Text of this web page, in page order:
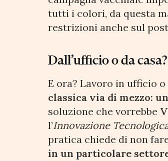
tutti i colori, da questa
restrizioni anche sul
Dall’ufficio o da casa?
E ora? Lavoro in ufficio o
classica via di mezzo:
soluzione che vorrebbe
l’Innovazione
pratica chiede di non
in un particolare